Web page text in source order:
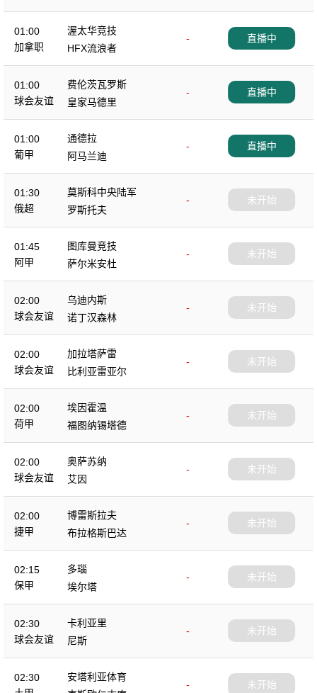
01:00
加拿职
渥太华竞技
-
HFX流浪者
直播中
01:00
球会友谊
费伦茨瓦罗斯
-
皇家马德里
直播中
01:00
葡甲
通德拉
-
阿马兰迪
直播中
01:30
俄超
莫斯科中央陆军
-
罗斯托夫
未开始
01:45
阿甲
图库曼竞技
-
萨尔米安杜
未开始
02:00
球会友谊
乌迪内斯
-
诺丁汉森林
未开始
02:00
球会友谊
加拉塔萨雷
-
比利亚雷亚尔
未开始
02:00
荷甲
埃因霍温
-
福图纳锡塔德
未开始
02:00
球会友谊
奥萨苏纳
-
艾因
未开始
02:00
捷甲
博雷斯拉夫
-
布拉格斯巴达
未开始
02:15
保甲
多瑙
-
埃尔塔
未开始
02:30
球会友谊
卡利亚里
-
尼斯
未开始
02:30
安塔利亚体育
-
未开始